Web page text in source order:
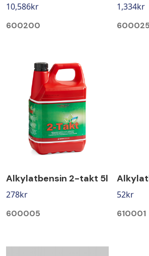
10,586kr
600200
1,334kr
600025
Alkylatbensin 2-takt 5l
278kr
600005
52kr
610001